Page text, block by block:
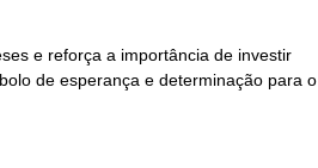
e reforça a importância de investir
de esperança e determinação para o